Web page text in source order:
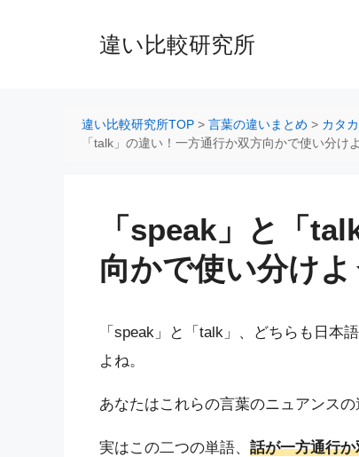
違い比較研究所
違い比較研究所TOP > 言葉の違いまとめ > カタ
「talk」の違い！一方通行か双方向かで使い分け
「speak」と「
向かで使い分けよ
「speak」と「talk」、どちらも日本
よね。
あなたはこれらの言葉のニュアンス
実はこの二つの単語、 話が一方通行